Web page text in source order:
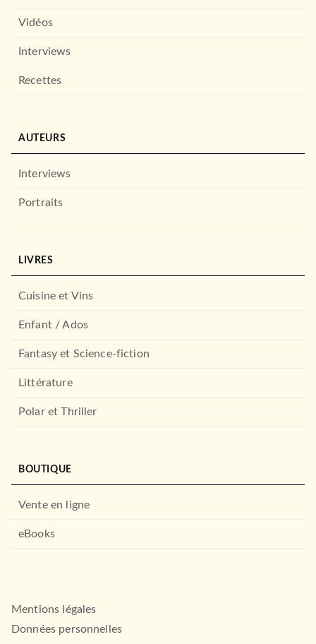
Vidéos
Interviews
Recettes
AUTEURS
Interviews
Portraits
LIVRES
Cuisine et Vins
Enfant / Ados
Fantasy et Science-fiction
Littérature
Polar et Thriller
BOUTIQUE
Vente en ligne
eBooks
Mentions légales
Données personnelles